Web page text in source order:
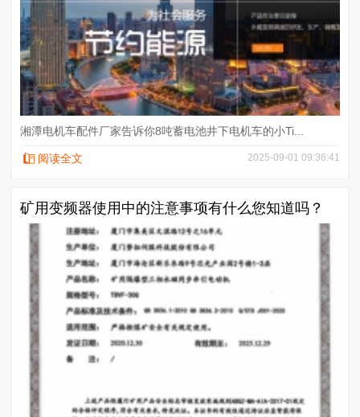
湘潭电机车配件厂家告诉你8吨蓄电池井下电机车的小Ti...
阅读全文 2025-09-01 09:36:41
矿用变频器使用中的注意事项有什么您知道吗？